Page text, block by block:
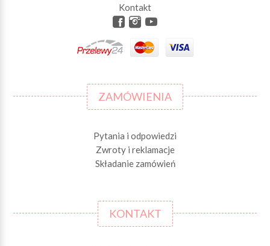
Kontakt
ZAMÓWIENIA
Pytania i odpowiedzi
Zwroty i reklamacje
Składanie zamówień
KONTAKT